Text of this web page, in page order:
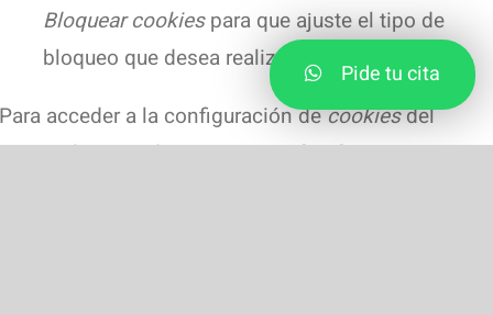
Bloquear cookiespara que ajuste el tipo de
bloqueo que desea realizar.
Para acceder a la configuración decookiesdel
navegador para dispositivosAndroidsiga estos
Pide tu cita